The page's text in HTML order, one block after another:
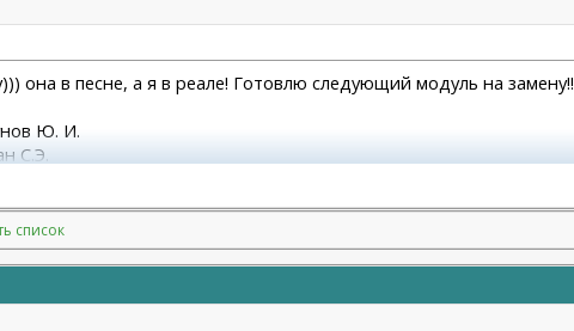
она в песне, а я в реале! Готовлю следующий модуль на замену!!
Ю. И.
С.Э.
список